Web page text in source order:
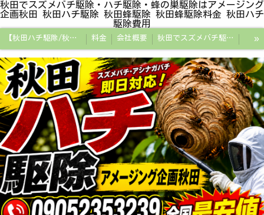
秋田でスズメバチ駆除・ハチ駆除・蜂の巣駆除はアメージング
企画秋田 秋田ハチ駆除 秋田蜂駆除 秋田蜂駆除料金 秋田ハチ
駆除費用
【秋田ハチ駆除/秋田蜂駆除/スズメバチの巣/ハチの巣専門プロ】 料金 会社概要 秋田でスズメバチ駆除・ハチ駆除・蜂の巣駆除はアメージング企画秋田
秋田県の蜂駆除料金・蜂の巣駆除の相場【全国平均と比較】 秋田探偵/秋田県浮気調査/秋田市万引きGメン
秋田便利屋アメージング企画秋田
»